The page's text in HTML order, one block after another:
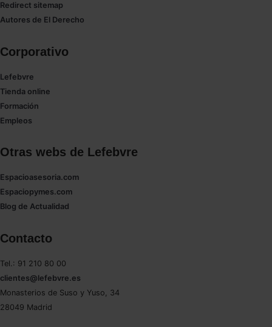
Redirect sitemap
Autores de El Derecho
Corporativo
Lefebvre
Tienda online
Formación
Empleos
Otras webs de Lefebvre
Espacioasesoria.com
Espaciopymes.com
Blog de Actualidad
Contacto
Tel.: 91 210 80 00
clientes@lefebvre.es
Monasterios de Suso y Yuso, 34
28049 Madrid